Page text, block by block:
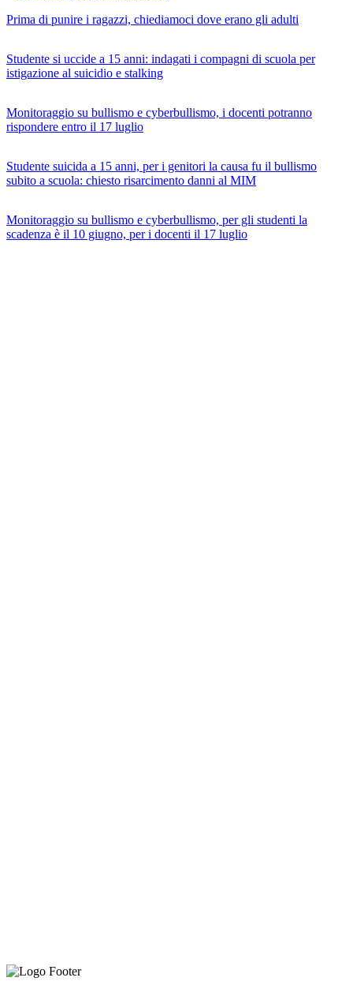
Prima di punire i ragazzi, chiediamoci dove erano gli adulti
Studente si uccide a 15 anni: indagati i compagni di scuola per
istigazione al suicidio e stalking
Monitoraggio su bullismo e cyberbullismo, i docenti potranno
rispondere entro il 17 luglio
Studente suicida a 15 anni, per i genitori la causa fu il bullismo
subito a scuola: chiesto risarcimento danni al MIM
Monitoraggio su bullismo e cyberbullismo, per gli studenti la
scadenza è il 10 giugno, per i docenti il 17 luglio